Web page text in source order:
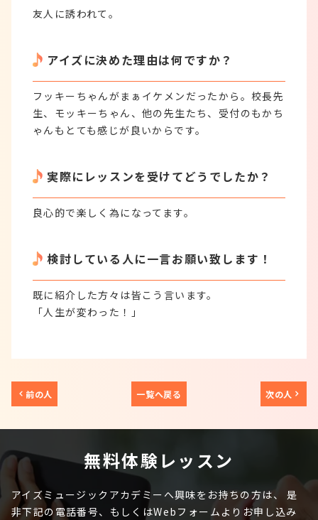
友人に誘われて。
アイズに決めた理由は何ですか？
フッキーちゃんがまぁイケメンだったから。校長先
生、モッキーちゃん、他の先生たち、受付のもかち
ゃんもとても感じが良いからです。
実際にレッスンを受けてどうでしたか？
良心的で楽しく為になってます。
検討している人に一言お願い致します！
既に紹介した方々は皆こう言います。
「人生が変わった！」
前の人 一覧へ戻る 次の人
無料体験レッスン
アイズミュージックアカデミーへ興味をお持ちの方は、
是
非下記の電話番号、もしくはWebフォームよりお申し込み